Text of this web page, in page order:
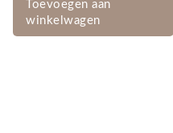
Toevoegen aan
winkelwagen